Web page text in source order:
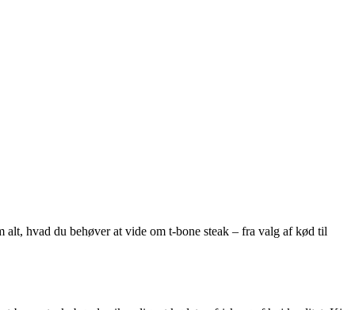
hvad du behøver at vide om t-bone steak – fra valg af kød til